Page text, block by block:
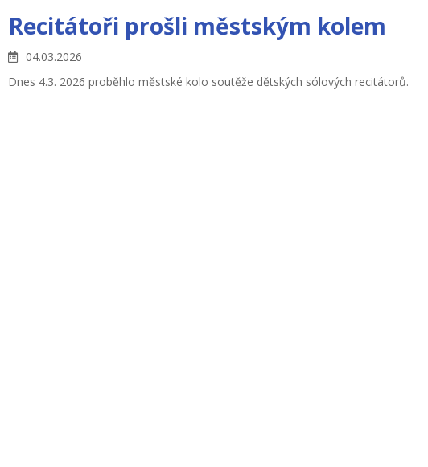
Recitátoři prošli městským kolem
04.03.2026
Dnes 4.3. 2026 proběhlo městské kolo soutěže dětských sólových recitátorů.